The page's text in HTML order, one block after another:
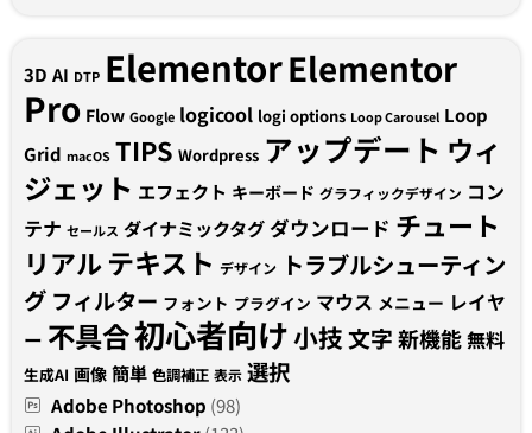
3D AI DTP ElementorElementor
Pro Flow Google logicool logi options Loop Carousel Loop
Grid macOS TIPS Wordpress アップデート ウィ
ジェット エフェクト キーボード グラフィックデザイン コン
テナ セールス ダイナミックタグダウンロード チュート
リアルテキスト デザイン トラブルシューティン
グ フィルター フォント プラグイン マウス メニュー レイヤ
ー 不具合初心者向け小技文字新機能無料
生成AI 画像 簡単 色調補正 表示 選択
Adobe Photoshop (98)